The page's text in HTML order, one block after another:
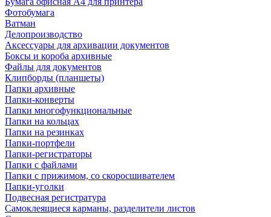
Фотобумага
Ватман
Делопроизводство
Аксессуары для архивации документов
Боксы и короба архивные
Файлы для документов
Клипборды (планшеты)
Папки архивные
Папки-конверты
Папки многофункциональные
Папки на кольцах
Папки на резинках
Папки-портфели
Папки-регистраторы
Папки с файлами
Папки с прижимом, со скоросшивателем
Папки-уголки
Подвесная регистратура
Самоклеящиеся карманы, разделители листов